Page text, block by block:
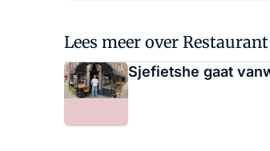
Lees meer over Restaurant
Sjefietshe gaat